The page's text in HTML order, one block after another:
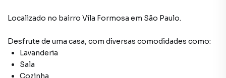
Localizado no bairro Vila Formosa em São Paulo.
Desfrute de uma casa, com diversas comodidades como:
Lavanderia
Sala
Cozinha